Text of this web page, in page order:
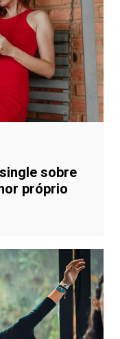
sobre
próprio